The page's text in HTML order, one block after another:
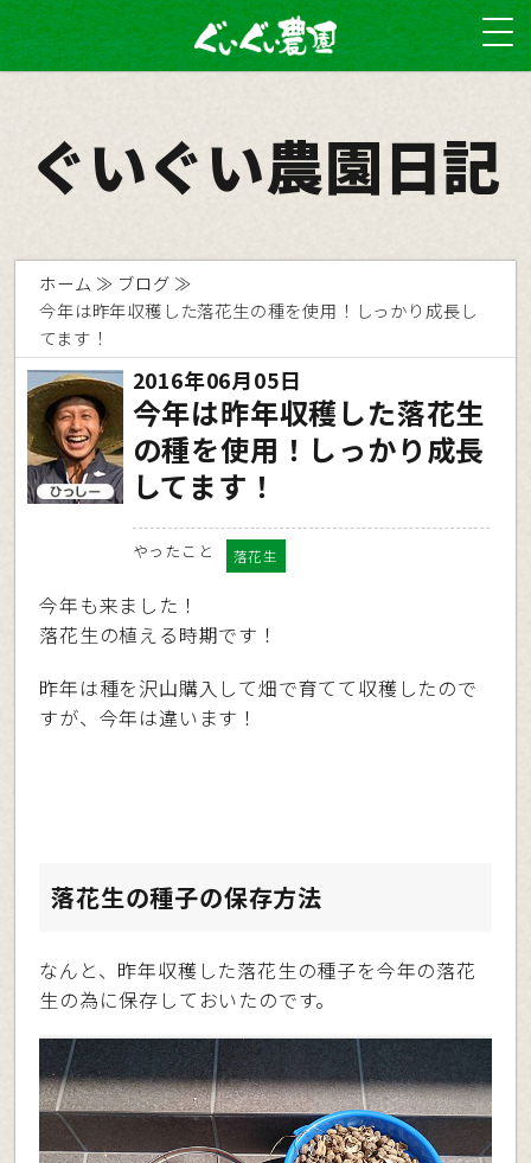
ぐいぐい農園日記
ホーム
ブログ
今年は昨年収穫した落花生の種を使用！しっかり成長し
てます！
2016年06月05日
今年は昨年収穫した落花生
の種を使用！しっかり成長
してます！
やったこと 落花生
今年も来ました！
落花生の植える時期です！
昨年は種を沢山購入して畑で育てて収穫したので
すが、今年は違います！
落花生の種子の保存方法
なんと、昨年収穫した落花生の種子を今年の落花
生の為に保存しておいたのです。